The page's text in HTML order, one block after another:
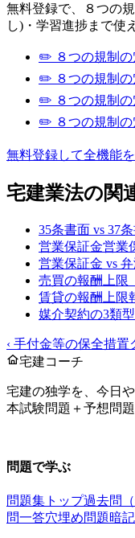
無料登録で、 ８つの
し)・学習進捗まで使
✏️ ８つの規制 の
✏️ ８つの規制 の
✏️ ８つの規制 の
✏️ ８つの規制 の
無料登録して全機能を
宅建業法の関
35条書面 vs 37
営業保証金営業
営業保証金 vs
売買の報酬上限
賃貸の報酬上限
媒介契約の3類型
‹ 手付金等の保全措置
宅建コーチ
宅建の独学を、今日や
本試験問題＋予想問
問題で学ぶ
問題集トップ過去問（
問一答穴埋め問題暗